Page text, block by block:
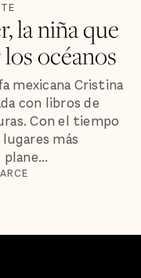
la niña que
océanos
mexicana Cristina
con libros de
Con el tiempo
más